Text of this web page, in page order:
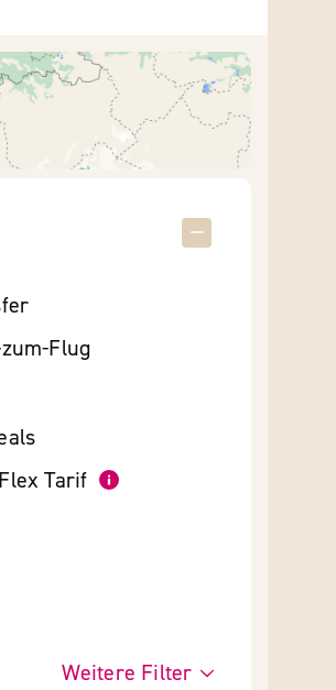
Flug
Tarif
Weitere Filter